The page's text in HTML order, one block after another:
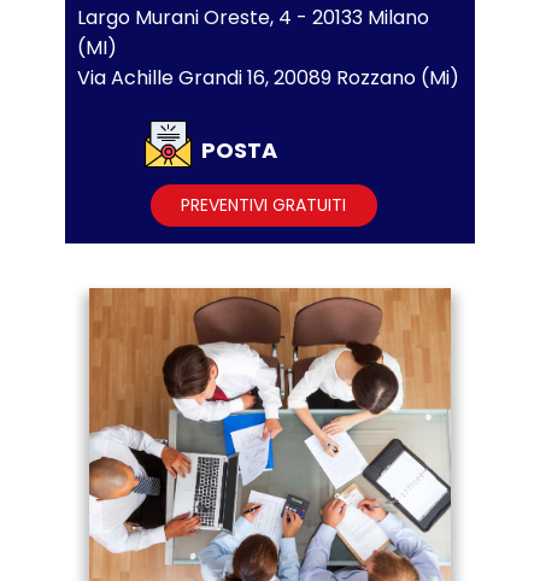
Largo Murani Oreste, 4 - 20133 Milano
(MI)
Via Achille Grandi 16, 20089 Rozzano (Mi)
POSTA
PREVENTIVI GRATUITI